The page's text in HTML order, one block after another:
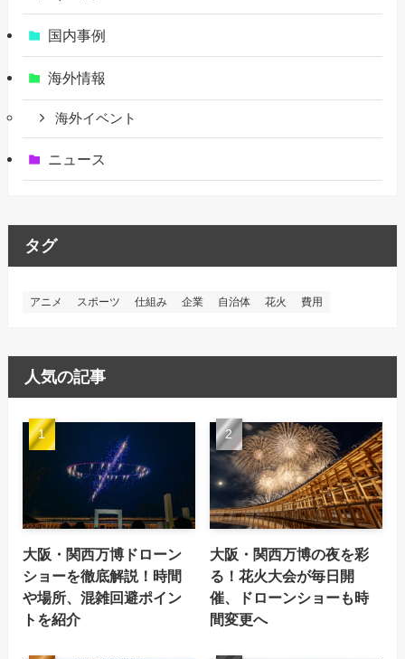
国内事例
海外情報
海外イベント
ニュース
タグ
アニメ スポーツ 仕組み 企業 自治体 花火 費用
人気の記事
大阪・関西万博ドローン
ショーを徹底解説！時間
や場所、混雑回避ポイン
トを紹介
大阪・関西万博の夜を彩
る！花火大会が毎日開
催、ドローンショーも時
間変更へ